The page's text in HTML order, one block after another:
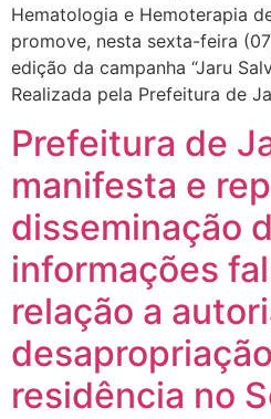
Hematologia e Hemoterapia
promove, nesta sexta-feira
edição da campanha “Jaru
Realizada pela Prefeitura de
Prefeitura de
manifesta e
disseminação
informações
relação a
residência no